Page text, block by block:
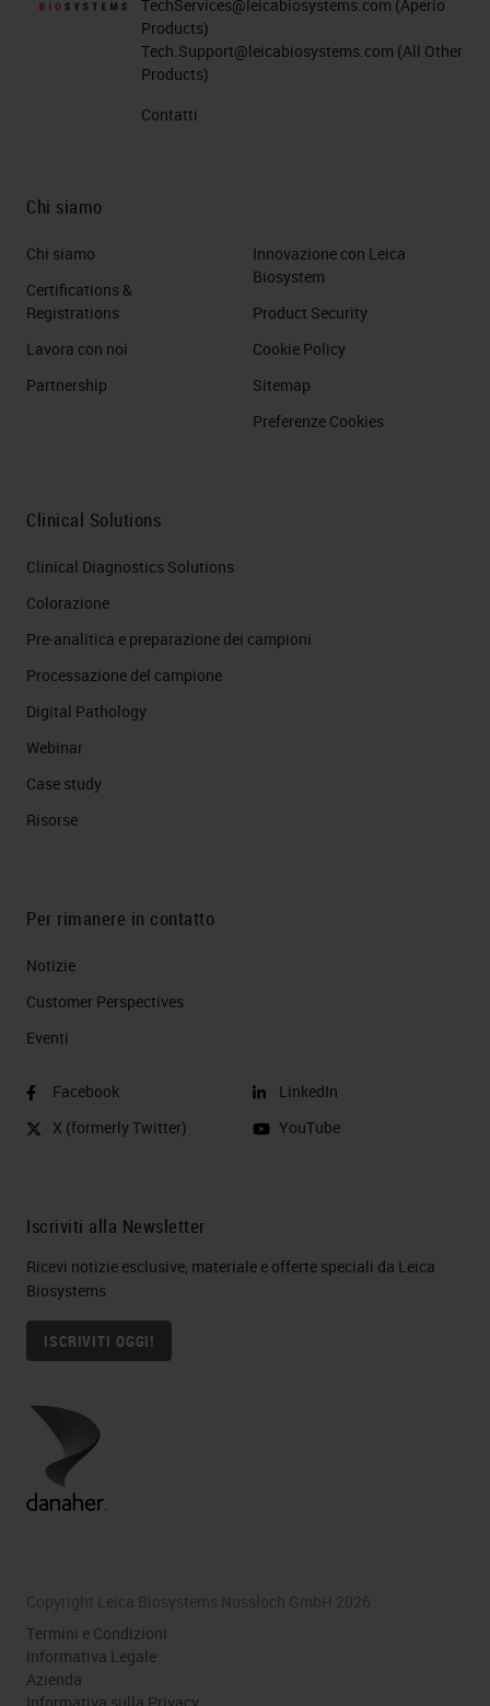
TechServices@leicabiosystems.com (Aperio
Products)
Tech.Support@leicabiosystems.com (All Other
Products)
Contatti
Chi siamo
Chi siamo
Certifications &
Registrations
Lavora con noi
Partnership
Innovazione con Leica
Biosystem
Product Security
Cookie Policy
Sitemap
Preferenze Cookies
Clinical Solutions
Clinical Diagnostics Solutions
Colorazione
Pre-analitica e preparazione dei campioni
Processazione del campione
Digital Pathology
Webinar
Case study
Risorse
Per rimanere in contatto
Notizie
Customer Perspectives​
Eventi
Facebook
X (formerly Twitter)
LinkedIn
YouTube
Iscriviti alla Newsletter
Ricevi notizie esclusive, materiale e offerte speciali da Leica
Biosystems
ISCRIVITI OGGI!
Copyright Leica Biosystems Nussloch GmbH 2026
Termini e Condizioni
Informativa Legale
Azienda